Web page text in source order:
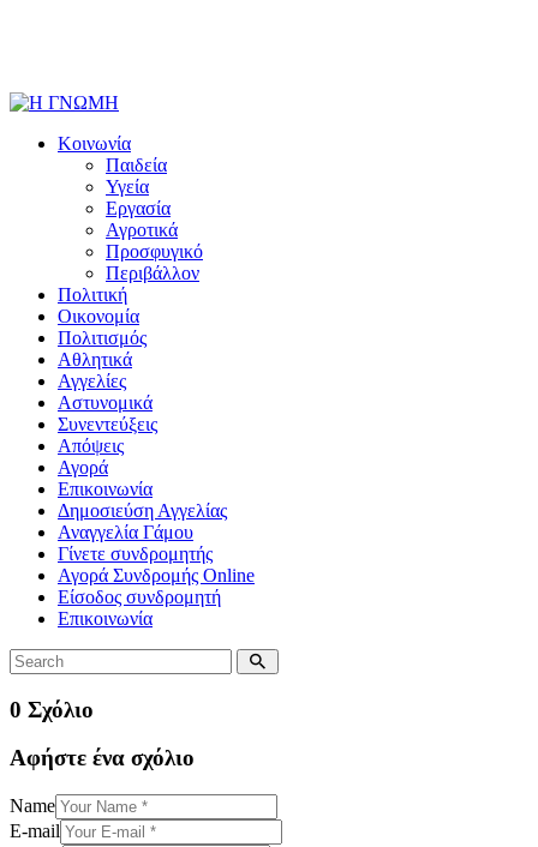
Κοινωνία
Παιδεία
Υγεία
Εργασία
Αγροτικά
Προσφυγικό
Περιβάλλον
Πολιτική
Οικονομία
Πολιτισμός
Αθλητικά
Αγγελίες
Αστυνομικά
Συνεντεύξεις
Απόψεις
Αγορά
Επικοινωνία
Δημοσιεύση Αγγελίας
Αναγγελία Γάμου
Γίνετε συνδρομητής
Αγορά Συνδρομής Online
Είσοδος συνδρομητή
Επικοινωνία
0 Σχόλιο
Αφήστε ένα σχόλιο
Name
E-mail